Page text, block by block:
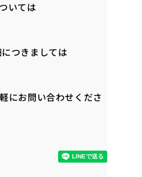
いては
つきましては
にお問い合わせくださ